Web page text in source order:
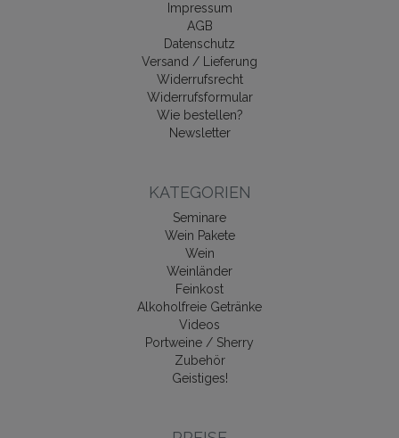
Impressum
AGB
Datenschutz
Versand / Lieferung
Widerrufsrecht
Widerrufsformular
Wie bestellen?
Newsletter
KATEGORIEN
Seminare
Wein Pakete
Wein
Weinländer
Feinkost
Alkoholfreie Getränke
Videos
Portweine / Sherry
Zubehör
Geistiges!